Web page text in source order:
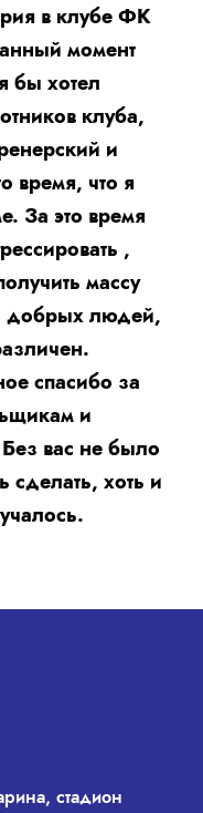
в клубе ФК
момент
бы хотел
клуба,
и
время, что я
За это время
,
массу
добрых людей,
спасибо за
и
вас не было
сделать, хоть и
стадион